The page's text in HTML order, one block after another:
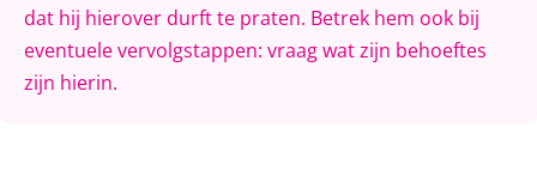
dat hij hierover durft te praten. Betrek hem ook bij
eventuele vervolgstappen: vraag wat zijn behoeftes
zijn hierin.